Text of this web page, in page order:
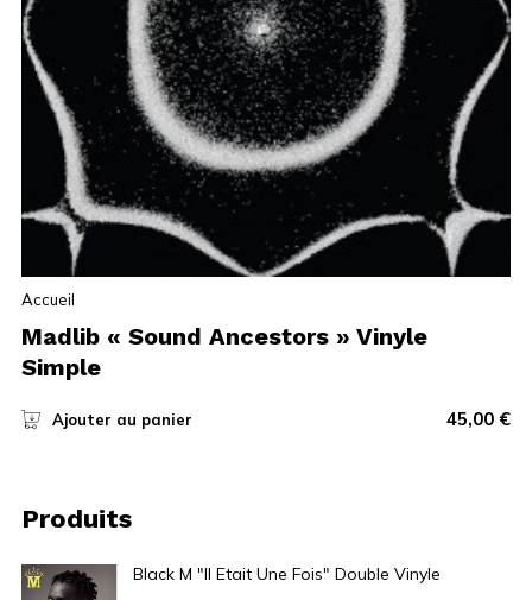
Accueil
Madlib « Sound Ancestors » Vinyle
Simple
Ajouter au panier 45,00 €
Produits
Black M "Il Etait Une Fois" Double Vinyle